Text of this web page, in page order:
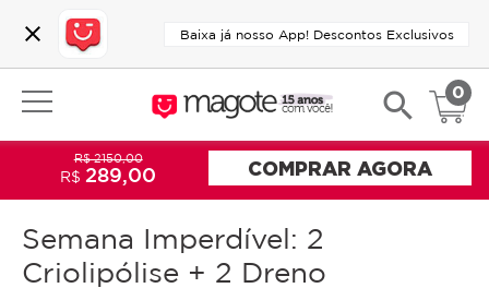
close Baixa já nosso App! Descontos Exclusivos
search 0
Semana Imperdível: 2
Criolipólise + 2 Dreno
R$ 2150,00
R$ 289,00 COMPRAR AGORA